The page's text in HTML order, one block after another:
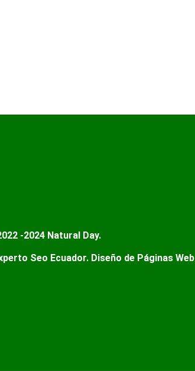
-2024 Natural Day.
Seo Ecuador. Diseño de Páginas